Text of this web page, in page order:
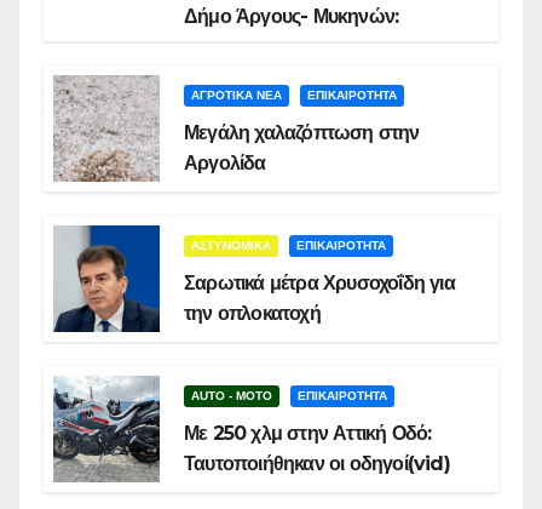
Δήμο Άργους- Μυκηνών:
ΑΓΡΟΤΙΚΑ ΝΕΑ ΕΠΙΚΑΙΡΟΤΗΤΑ
Μεγάλη χαλαζόπτωση στην
Αργολίδα
ΑΣΤΥΝΟΜΙΚΑ ΕΠΙΚΑΙΡΟΤΗΤΑ
Σαρωτικά μέτρα Χρυσοχοΐδη για
την οπλοκατοχή
AUTO - MOTO ΕΠΙΚΑΙΡΟΤΗΤΑ
Με 250 χλμ στην Αττική Οδό:
Ταυτοποιήθηκαν οι οδηγοί(vid)